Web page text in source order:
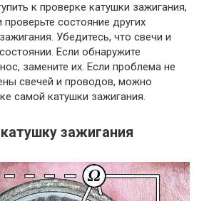
к проверке катушки зажигания,
состояние других
Убедитесь, что свечи и
Если обнаружите
замените их. Если проблема не
свечей и проводов, можно
самой катушки зажигания.
зажигания